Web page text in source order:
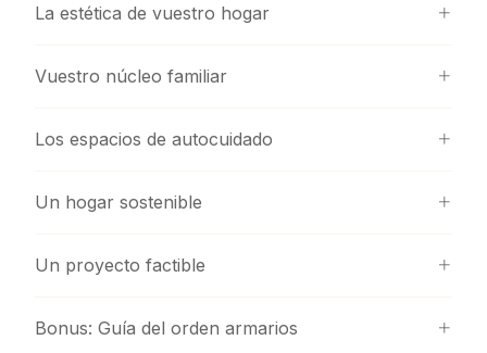
La estética de vuestro hogar
Vuestro núcleo familiar
Los espacios de autocuidado
Un hogar sostenible
Un proyecto factible
Bonus: Guía del orden armarios